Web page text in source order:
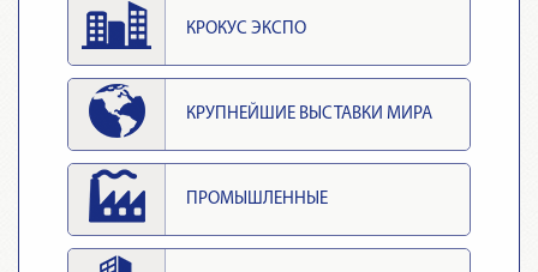
КРОКУС ЭКСПО
КРУПНЕЙШИЕ ВЫСТАВКИ МИРА
ПРОМЫШЛЕННЫЕ